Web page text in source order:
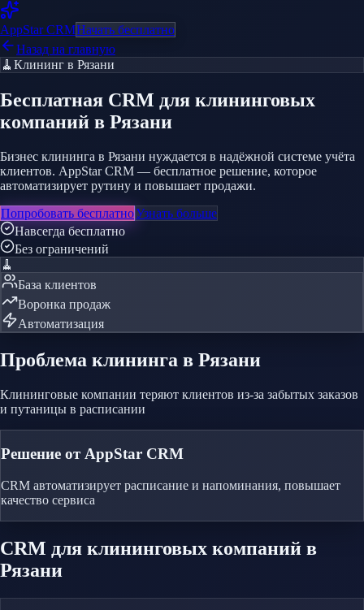
AppStarCRMНачать бесплатно
Назад на главную
🧹 Клининг в Рязани
Бесплатная CRM для клининговых
компаний в Рязани
Бизнес клининга в Рязани нуждается в надёжной системе учёта
клиентов. AppStar CRM — бесплатное решение, которое
автоматизирует рутину и повышает продажи.
Попробовать бесплатноУзнать больше
Навсегда бесплатно
Без ограничений
🧹
База клиентов
Воронка продаж
Автоматизация
Проблема клининга в Рязани
Клининговые компании теряют клиентов из-за забытых заказов
и путаницы в расписании
Решение от AppStar CRM
CRM автоматизирует расписание и напоминания, повышает
качество сервиса
CRM для клининговых компаний в
Рязани